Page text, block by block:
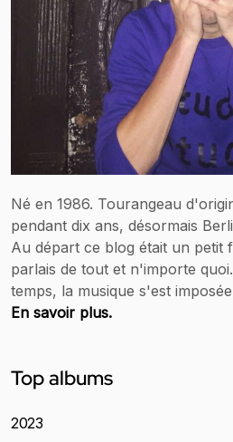
Né en 1986. Tourangeau
pendant dix ans, désormais
Au départ ce blog était un petit
parlais de tout et n'importe
temps, la musique s'est
En savoir plus.
Top albums
2023